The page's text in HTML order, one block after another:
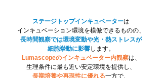
ステージトップインキュベーターは
インキュベーション環境を模倣できるものの、
長時間観察では環境変動や光・熱ストレスが
細胞挙動に影響します。
Lumascopeの​インキュベーター内観察は、
生理条件に最も近い安定環境を提供し、
長期培養や再現性に優れる一方で、